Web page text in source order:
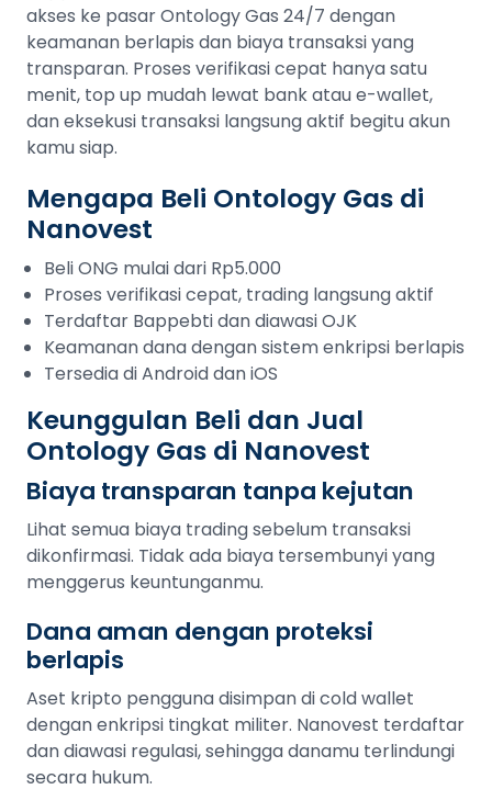
akses ke pasar Ontology Gas 24/7 dengan
keamanan berlapis dan biaya transaksi yang
transparan. Proses verifikasi cepat hanya satu
menit, top up mudah lewat bank atau e-wallet,
dan eksekusi transaksi langsung aktif begitu akun
kamu siap.
Mengapa Beli Ontology Gas di
Nanovest
Beli ONG mulai dari Rp5.000
Proses verifikasi cepat, trading langsung aktif
Terdaftar Bappebti dan diawasi OJK
Keamanan dana dengan sistem enkripsi berlapis
Tersedia di Android dan iOS
Keunggulan Beli dan Jual
Ontology Gas di Nanovest
Biaya transparan tanpa kejutan
Lihat semua biaya trading sebelum transaksi
dikonfirmasi. Tidak ada biaya tersembunyi yang
menggerus keuntunganmu.
Dana aman dengan proteksi
berlapis
Aset kripto pengguna disimpan di cold wallet
dengan enkripsi tingkat militer. Nanovest terdaftar
dan diawasi regulasi, sehingga danamu terlindungi
secara hukum.